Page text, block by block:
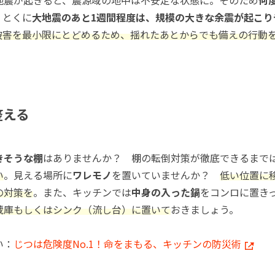
くに大地震のあと1週間程度は、規模の大きな余震が起こ
を最小限にとどめるため、揺れたあとからでも備えの行動
る
そうな棚はありませんか？ 棚の転倒対策が徹底できるまで
。見える場所にワレモノを置いていませんか？ 低い位置に
対策を。また、キッチンでは中身の入った鍋をコンロに置き
庫もしくはシンク（流し台）に置いておきましょう。
じつは危険度No.1！命をまもる、キッチンの防災術